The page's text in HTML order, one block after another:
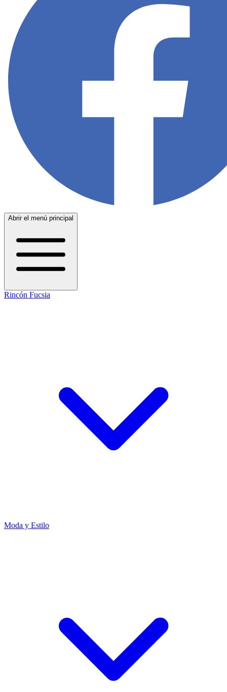
Abrir el menú principal
Rincón Fucsia
Moda y Estilo